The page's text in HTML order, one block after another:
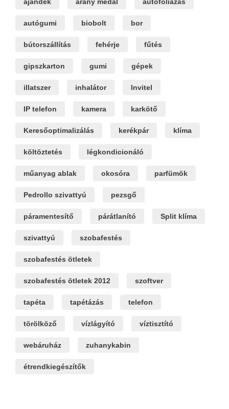
autógumi biobolt bor
bútorszállítás fehérje fűtés
gipszkarton gumi gépek
illatszer inhalátor Invitel
IP telefon kamera karkötő
Keresőoptimalizálás kerékpár klíma
költöztetés légkondicionáló
műanyag ablak okosóra parfümök
Pedrollo szivattyú pezsgő
páramentesítő párátlanító Split klíma
szivattyú szobafestés
szobafestés ötletek
szobafestés ötletek 2012 szoftver
tapéta tapétázás telefon
törölköző vízlágyító víztisztító
webáruház zuhanykabin
étrendkiegészítők